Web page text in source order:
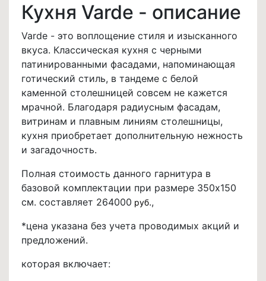
Кухня Varde - описание
Varde - это воплощение стиля и изысканного
вкуса. Классическая кухня с черными
патинированными фасадами, напоминающая
готический стиль, в тандеме с белой
каменной столешницей совсем не кажется
мрачной. Благодаря радиусным фасадам,
витринам и плавным линиям столешницы,
кухня приобретает дополнительную нежность
и загадочность.
Полная стоимость данного гарнитура в
базовой комплектации при размере 350х150
см. составляет 264000 руб.,
*цена указана без учета проводимых акций и
предложений.
которая включает: